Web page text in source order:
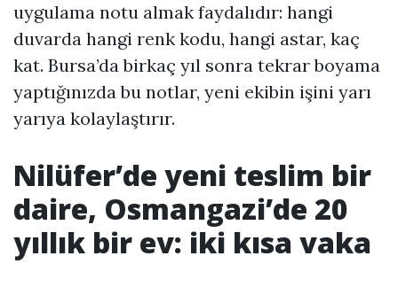
uygulama notu almak faydalıdır: hangi
duvarda hangi renk kodu, hangi astar, kaç
kat. Bursa’da birkaç yıl sonra tekrar boyama
yaptığınızda bu notlar, yeni ekibin işini yarı
yarıya kolaylaştırır.
Nilüfer’de yeni teslim bir
daire, Osmangazi’de 20
yıllık bir ev: iki kısa vaka